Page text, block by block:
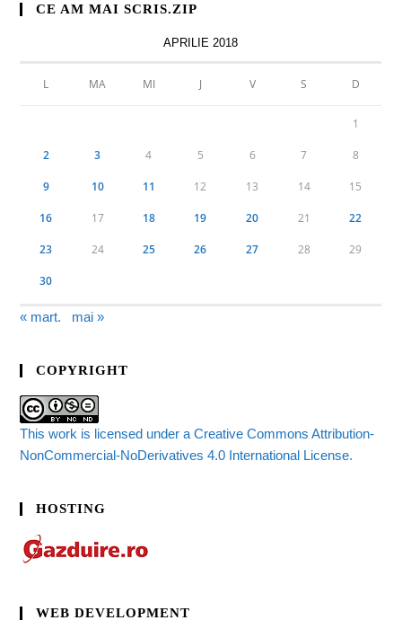
CE AM MAI SCRIS.ZIP
APRILIE 2018
L MA MI J V S D
1
2 3 4 5 6 7 8
9 10 11 12 13 14 15
16 17 18 19 20 21 22
23 24 25 26 27 28 29
30
« mart. mai »
COPYRIGHT
This work is licensed under a Creative Commons Attribution-
NonCommercial-NoDerivatives 4.0 International License.
HOSTING
WEB DEVELOPMENT